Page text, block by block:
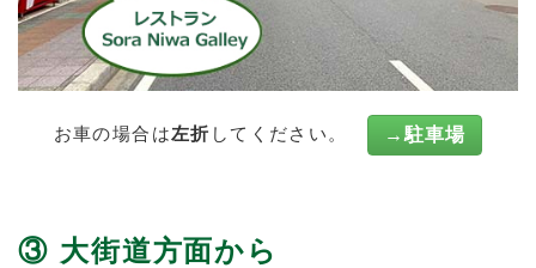
お車の場合は左折 してください。 →駐車場
③ 大街道方面から